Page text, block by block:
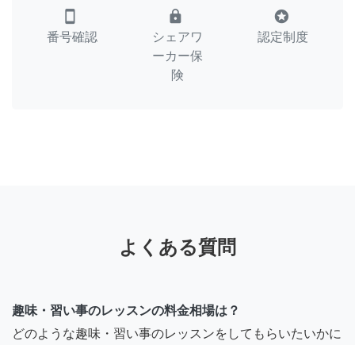
smartphone
番号確認
lock
シェアワ
ーカー保
険
stars
認定制度
よくある質問
趣味・習い事のレッスンの料金相場は？
どのような趣味・習い事のレッスンをしてもらいたいかに